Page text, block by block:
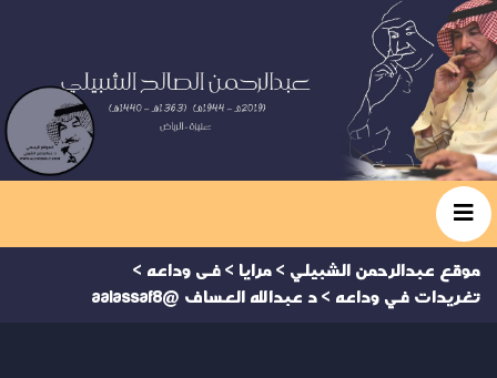
موقع عبدالرحمن الشبيلي > مرايا > فى وداعه >
تغريدات في وداعه > د عبدالله العساف @aalassaf8